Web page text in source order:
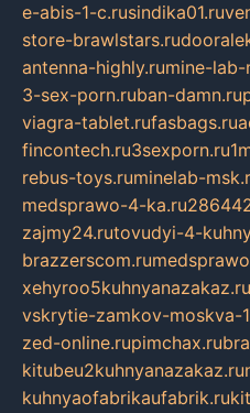
e-abis-1-c.rusindika01.ru
store-brawlstars.ru
antenna-highly.rumine-lab-
3-sex-porn.ruban-damn.ru
viagra-tablet.rufasbags.ru
fincontech.ru3sexporn.ru
rebus-toys.ruminelab-
medsprawo-4-ka.ru
zajmy24.rutovudyi-4-
brazzerscom.ru
xehyroo5kuhnyanazakaz.ru
vskrytie-zamkov-moskva-
zed-online.rupimchax.ru
kitubeu2kuhnyanazakaz.ru
kuhnyaofabrikaufabrik.ru